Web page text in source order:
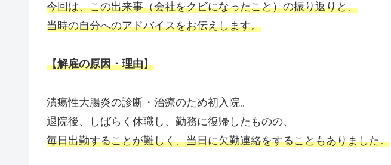
今回は、この出来事（会社をクビになったこと）の振り返りと、
当時の自分へのアドバイスをお伝えします。
【解雇の原因・理由】
潰瘍性大腸炎の診断・治療のため初入院。
退院後、しばらく休職し、勤務に復帰したものの、
毎日出勤することが難しく、当日に欠勤連絡をすることもありました。